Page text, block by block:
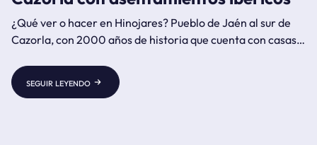
¿Qué ver o hacer en Hinojares? Pueblo de Jaén al sur de
Cazorla, con 2000 años de historia que cuenta con casas
siglo IV a.C., el río Turrillas, las Salinas de Chíllar, la aldea
de Cuenca y la Iglesia de San Marcos.
seguir leyendo